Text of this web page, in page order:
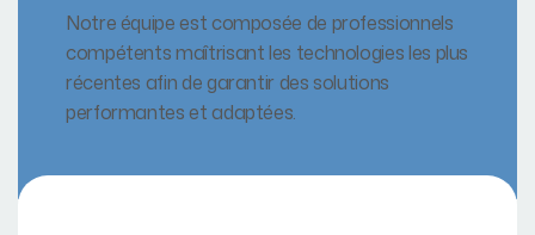
Notre équipe est composée de professionnels
compétents maîtrisant les technologies les plus
récentes afin de garantir des solutions
performantes et adaptées.